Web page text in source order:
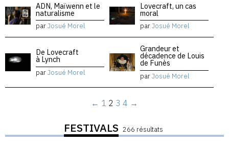
ADN, Maïwenn et le
naturalisme
parJosué Morel
Lovecraft, un cas
moral
parJosué Morel
De Lovecraft
à Lynch
parJosué Morel
Grandeur et
décadence de Louis
de Funès
parJosué Morel
← 1 2 3 4 →
FESTIVALS 266 résultats